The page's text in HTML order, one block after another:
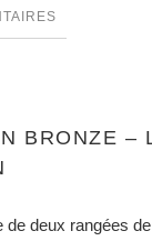
BRONZE –
de deux rangées